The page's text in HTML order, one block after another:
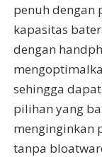
penuh dengan
kapasitas
dengan
sehingga
pilihan yang
menginginkan
tanpa